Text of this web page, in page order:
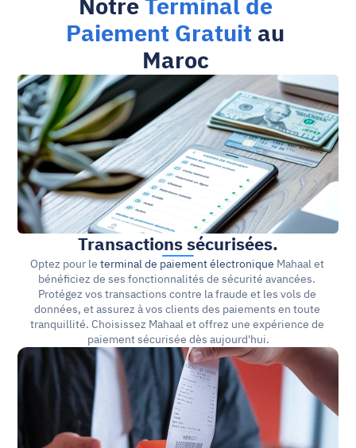
Paiement Gratuit au
Maroc
Transactions sécurisées.
Optez pour le terminal de paiement électronique Mahaal et
bénéficiez de ses fonctionnalités de sécurité avancées.
Protégez vos transactions contre la fraude et les vols de
données, et assurez à vos clients des paiements en toute
tranquillité. Choisissez Mahaal et offrez une expérience de
paiement sécurisée dès aujourd'hui.